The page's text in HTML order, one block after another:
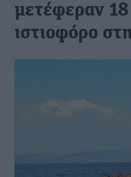
μετέφεραν
ιστιοφόρο